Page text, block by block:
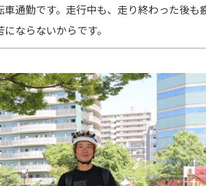
車通勤です。走行中も、走り終わった後も
ならないからです。